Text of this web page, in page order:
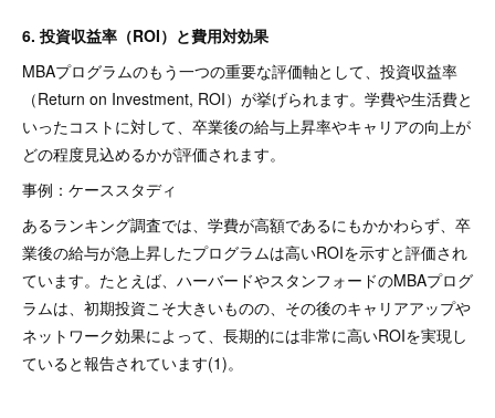
6. 投資収益率（ROI）と費用対効果
MBAプログラムのもう一つの重要な評価軸として、投資収益率
（Return on Investment, ROI）が挙げられます。学費や生活費と
いったコストに対して、卒業後の給与上昇率やキャリアの向上が
どの程度見込めるかが評価されます。
事例：ケーススタディ
あるランキング調査では、学費が高額であるにもかかわらず、卒
業後の給与が急上昇したプログラムは高いROIを示すと評価され
ています。たとえば、ハーバードやスタンフォードのMBAプログ
ラムは、初期投資こそ大きいものの、その後のキャリアアップや
ネットワーク効果によって、長期的には非常に高いROIを実現し
ていると報告されています(1)。